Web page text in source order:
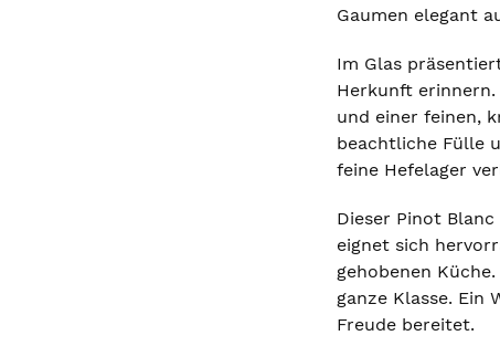
Gaumen elegant
Im Glas
Herkunft
und einer feinen,
beachtliche Fülle
feine Hefelager
Dieser Pinot
eignet sich
gehobenen
ganze Klasse. Ein
Freude bereitet.